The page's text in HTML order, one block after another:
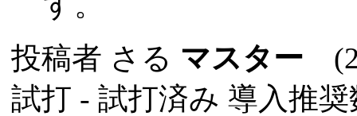
投稿者 さる マスター
試打 - 試打済み 導入推